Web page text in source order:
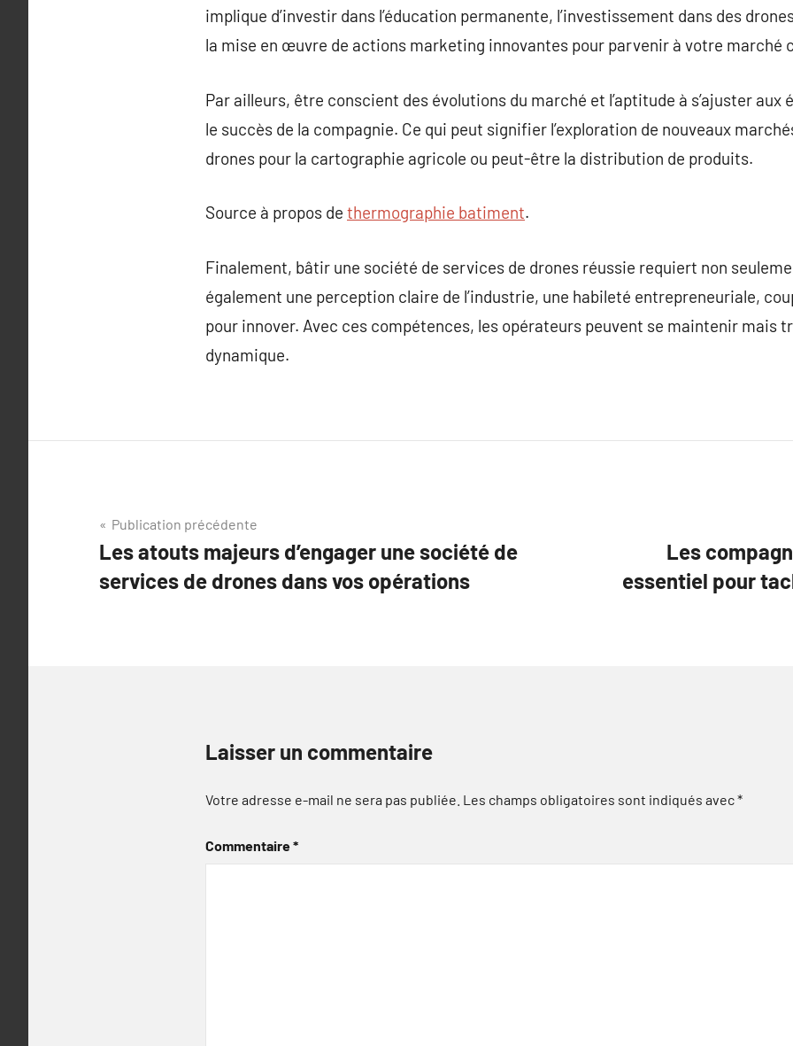
implique d’investir dans l’éducation permanente, l’investissement dans des
la mise en œuvre de actions marketing innovantes pour parvenir à votre marché
Par ailleurs, être conscient des évolutions du marché et l’aptitude à s’ajuster
le succès de la compagnie. Ce qui peut signifier l’exploration de nouveaux
drones pour la cartographie agricole ou peut-être la distribution de produits.
Source à propos de thermographie batiment.
Finalement, bâtir une société de services de drones réussie requiert non
également une perception claire de l’industrie, une habileté entrepreneuriale,
pour innover. Avec ces compétences, les opérateurs peuvent se maintenir mais
dynamique.
Navigation
de
l’article
Publication précédente
Les atouts majeurs d’engager une société de
services de drones dans vos opérations
Les
essentiel pour
Laisser un commentaire
Votre adresse e-mail ne sera pas publiée. Les champs obligatoires sont indiqués avec*
Commentaire*